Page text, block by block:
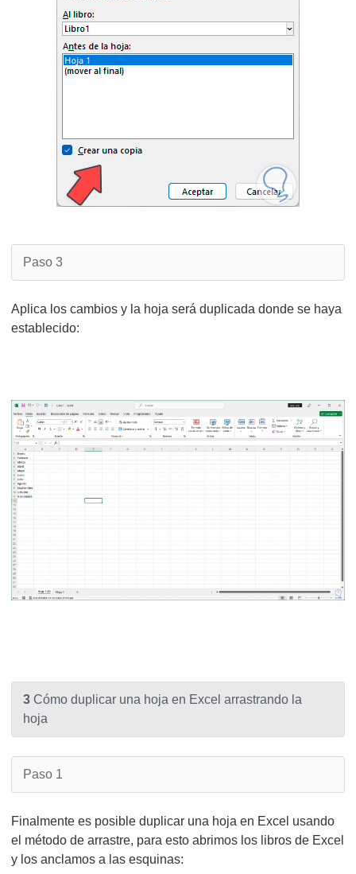
Paso 3
Aplica los cambios y la hoja será duplicada donde se haya
establecido:
3 Cómo duplicar una hoja en Excel arrastrando la
hoja
Paso 1
Finalmente es posible duplicar una hoja en Excel usando
el método de arrastre, para esto abrimos los libros de Excel
y los anclamos a las esquinas: